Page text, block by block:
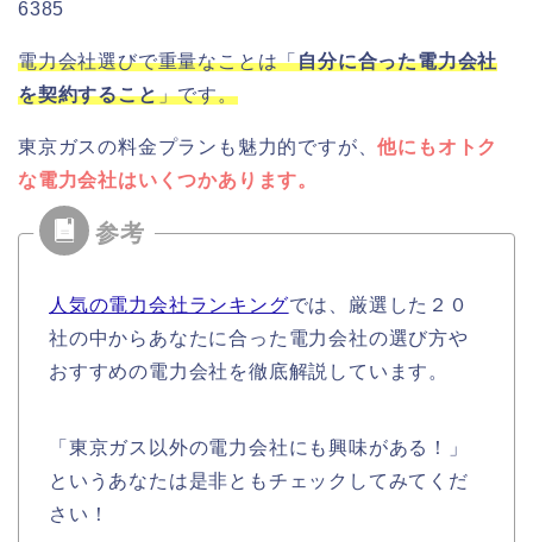
6385
電力会社選びで重量なことは「自分に合った電力会社
を契約すること」です。
東京ガスの料金プランも魅力的ですが、他にもオトク
な電力会社はいくつかあります。
人気の電力会社ランキングでは、厳選した２０
社の中からあなたに合った電力会社の選び方や
おすすめの電力会社を徹底解説しています。
「東京ガス以外の電力会社にも興味がある！」
というあなたは是非ともチェックしてみてくだ
さい！